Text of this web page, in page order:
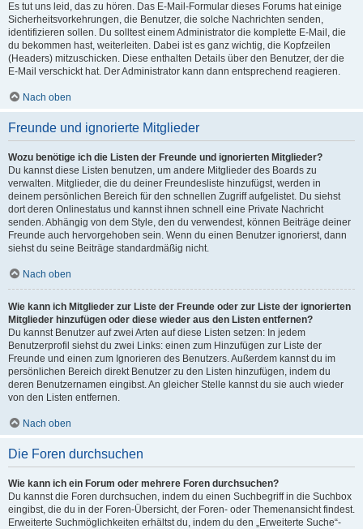
Es tut uns leid, das zu hören. Das E-Mail-Formular dieses Forums hat einige
Sicherheitsvorkehrungen, die Benutzer, die solche Nachrichten senden,
identifizieren sollen. Du solltest einem Administrator die komplette E-Mail, die
du bekommen hast, weiterleiten. Dabei ist es ganz wichtig, die Kopfzeilen
(Headers) mitzuschicken. Diese enthalten Details über den Benutzer, der die
E-Mail verschickt hat. Der Administrator kann dann entsprechend reagieren.
Nach oben
Freunde und ignorierte Mitglieder
Wozu benötige ich die Listen der Freunde und ignorierten Mitglieder?
Du kannst diese Listen benutzen, um andere Mitglieder des Boards zu
verwalten. Mitglieder, die du deiner Freundesliste hinzufügst, werden in
deinem persönlichen Bereich für den schnellen Zugriff aufgelistet. Du siehst
dort deren Onlinestatus und kannst ihnen schnell eine Private Nachricht
senden. Abhängig von dem Style, den du verwendest, können Beiträge deiner
Freunde auch hervorgehoben sein. Wenn du einen Benutzer ignorierst, dann
siehst du seine Beiträge standardmäßig nicht.
Nach oben
Wie kann ich Mitglieder zur Liste der Freunde oder zur Liste der ignorierten
Mitglieder hinzufügen oder diese wieder aus den Listen entfernen?
Du kannst Benutzer auf zwei Arten auf diese Listen setzen: In jedem
Benutzerprofil siehst du zwei Links: einen zum Hinzufügen zur Liste der
Freunde und einen zum Ignorieren des Benutzers. Außerdem kannst du im
persönlichen Bereich direkt Benutzer zu den Listen hinzufügen, indem du
deren Benutzernamen eingibst. An gleicher Stelle kannst du sie auch wieder
von den Listen entfernen.
Nach oben
Die Foren durchsuchen
Wie kann ich ein Forum oder mehrere Foren durchsuchen?
Du kannst die Foren durchsuchen, indem du einen Suchbegriff in die Suchbox
eingibst, die du in der Foren-Übersicht, der Foren- oder Themenansicht findest.
Erweiterte Suchmöglichkeiten erhältst du, indem du den „Erweiterte Suche“-